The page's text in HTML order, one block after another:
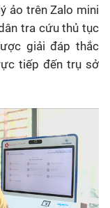
ảo trên Zalo mini
tra cứu thủ tục
giải đáp thắc
tiếp đến trụ sở